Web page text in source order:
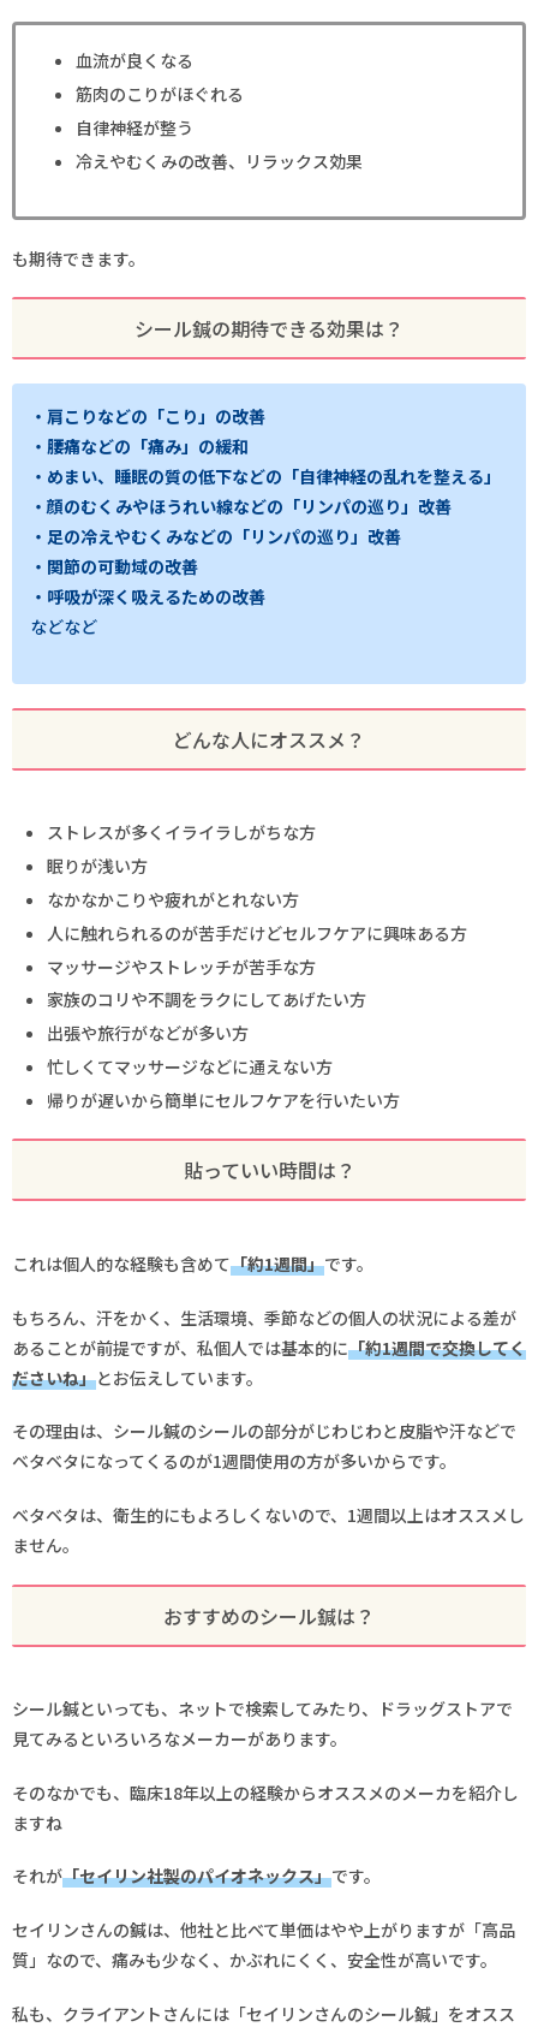
血流が良くなる
筋肉のこりがほぐれる
自律神経が整う
冷えやむくみの改善、リラックス効果
も期待できます。
シール鍼の期待できる効果は？
・肩こりなどの「こり」の改善
・腰痛などの「痛み」の緩和
・めまい、睡眠の質の低下などの「自律神経の乱れを整える」
・顔のむくみやほうれい線などの「リンパの巡り」改善
・足の冷えやむくみなどの「リンパの巡り」改善
・関節の可動域の改善
・呼吸が深く吸えるための改善
などなど
どんな人にオススメ？
ストレスが多くイライラしがちな方
眠りが浅い方
なかなかこりや疲れがとれない方
人に触れられるのが苦手だけどセルフケアに興味ある方
マッサージやストレッチが苦手な方
家族のコリや不調をラクにしてあげたい方
出張や旅行がなどが多い方
忙しくてマッサージなどに通えない方
帰りが遅いから簡単にセルフケアを行いたい方
貼っていい時間は？
これは個人的な経験も含めて「約1週間」です。
もちろん、汗をかく、生活環境、季節などの個人の状況による差が
あることが前提ですが、私個人では基本的に「約1週間で交換してく
ださいね」とお伝えしています。
その理由は、シール鍼のシールの部分がじわじわと皮脂や汗などで
ベタベタになってくるのが1週間使用の方が多いからです。
ベタベタは、衛生的にもよろしくないので、1週間以上はオススメし
ません。
おすすめのシール鍼は？
シール鍼といっても、ネットで検索してみたり、ドラッグストアで
見てみるといろいろなメーカーがあります。
そのなかでも、臨床18年以上の経験からオススメのメーカを紹介し
ますね
それが「セイリン社製のパイオネックス」です。
セイリンさんの鍼は、他社と比べて単価はやや上がりますが「高品
質」なので、痛みも少なく、かぶれにくく、安全性が高いです。
私も、クライアントさんには「セイリンさんのシール鍼」をオスス